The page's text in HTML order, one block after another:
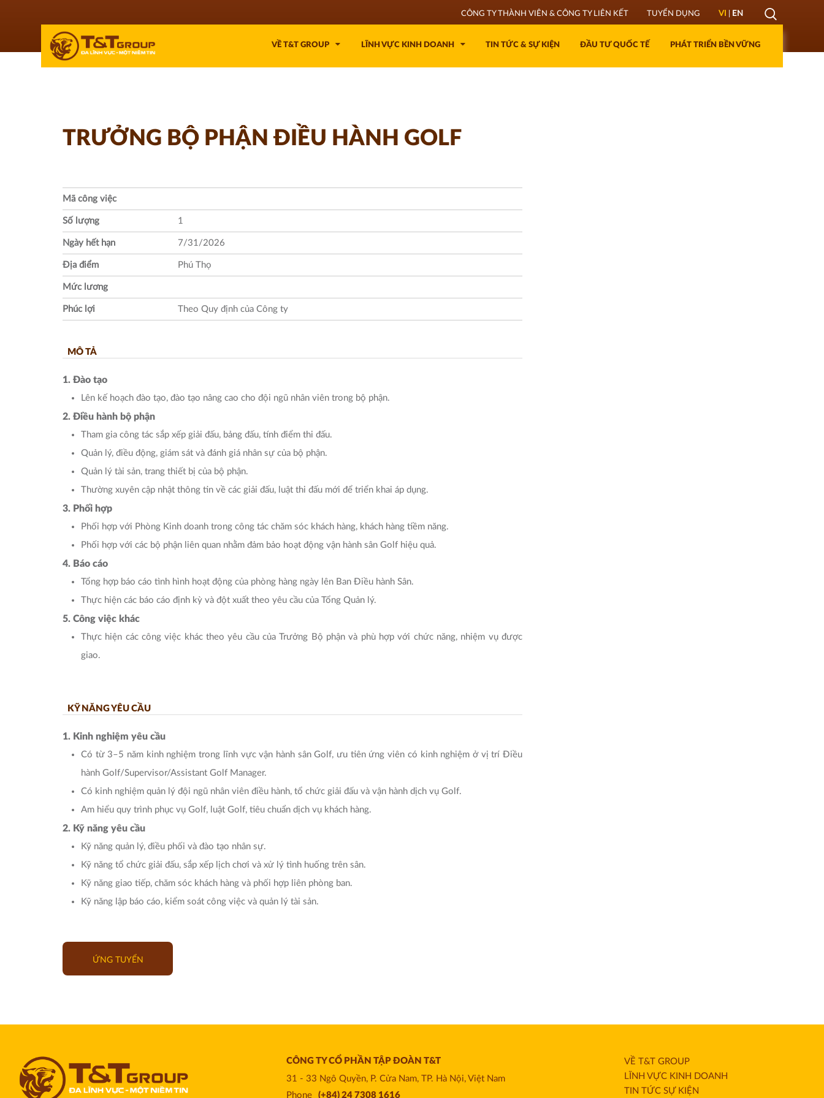
CÔNG TY THÀNH VIÊN & CÔNG TY LIÊN KẾT TUYỂN DỤNG VI EN
Mở
Tìm
VỀ T&T GROUP LĨNH VỰC KINH DOANH TIN TỨC & SỰ KIỆN ĐẦU TƯ QUỐC TẾ PHÁT TRIỂN BỀN VỮNG
TRƯỞNG BỘ PHẬN ĐIỀU HÀNH GOLF
Mã công việc
Số lượng 1
Ngày hết hạn 7/31/2026
Địa điểm Phú Thọ
Mức lương
Phúc lợi Theo Quy định của Công ty
MÔ TẢ
1. Đào tạo
Lên kế hoạch đào tạo, đào tạo nâng cao cho đội ngũ nhân viên trong bộ phận.
2. Điều hành bộ phận
Tham gia công tác sắp xếp giải đấu, bảng đấu, tính điểm thi đấu.
Quản lý, điều động, giám sát và đánh giá nhân sự của bộ phận.
Quản lý tài sản, trang thiết bị của bộ phận.
Thường xuyên cập nhật thông tin về các giải đấu, luật thi đấu mới để triển khai áp dụng.
3. Phối hợp
Phối hợp với Phòng Kinh doanh trong công tác chăm sóc khách hàng, khách hàng tiềm năng.
Phối hợp với các bộ phận liên quan nhằm đảm bảo hoạt động vận hành sân Golf hiệu quả.
4. Báo cáo
Tổng hợp báo cáo tình hình hoạt động của phòng hàng ngày lên Ban Điều hành Sân.
Thực hiện các báo cáo định kỳ và đột xuất theo yêu cầu của Tổng Quản lý.
5. Công việc khác
Thực hiện các công việc khác theo yêu cầu của Trưởng Bộ phận và phù hợp với chức năng, nhiệm vụ được
giao.
KỸ NĂNG YÊU CẦU
1. Kinh nghiệm yêu cầu
Có từ 3–5 năm kinh nghiệm trong lĩnh vực vận hành sân Golf, ưu tiên ứng viên có kinh nghiệm ở vị trí Điều
hành Golf/Supervisor/Assistant Golf Manager.
Có kinh nghiệm quản lý đội ngũ nhân viên điều hành, tổ chức giải đấu và vận hành dịch vụ Golf.
Am hiểu quy trình phục vụ Golf, luật Golf, tiêu chuẩn dịch vụ khách hàng.
2. Kỹ năng yêu cầu
Kỹ năng quản lý, điều phối và đào tạo nhân sự.
Kỹ năng tổ chức giải đấu, sắp xếp lịch chơi và xử lý tình huống trên sân.
Kỹ năng giao tiếp, chăm sóc khách hàng và phối hợp liên phòng ban.
Kỹ năng lập báo cáo, kiểm soát công việc và quản lý tài sản.
ỨNG TUYỂN
CÔNG TY CỔ PHẦN TẬP ĐOÀN T&T
31 - 33 Ngô Quyền, P. Cửa Nam, TP. Hà Nội, Việt Nam
Phone
(+84) 24 7308 1616
VỀ T&T GROUP
LĨNH VỰC KINH DOANH
TIN TỨC SỰ KIỆN